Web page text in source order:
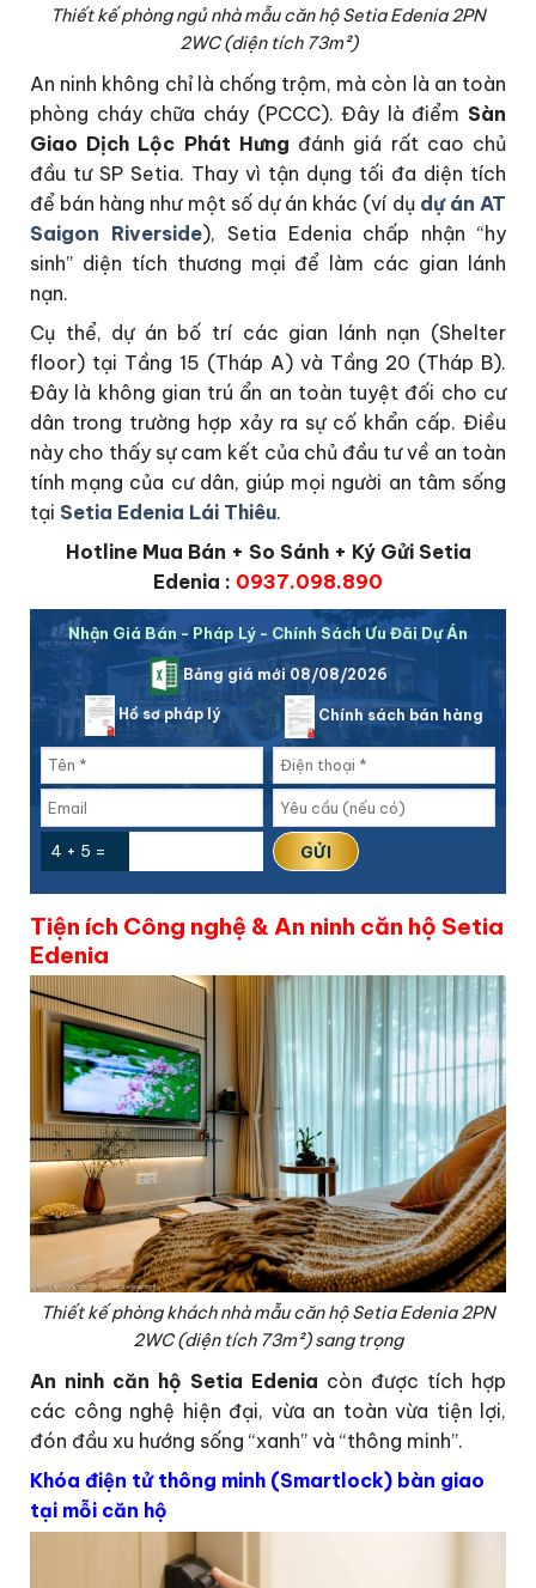
Thiết kế phòng ngủ nhà mẫu căn hộ Setia Edenia 2PN
2WC (diện tích 73m²)
An ninh không chỉ là chống trộm, mà còn là an toàn
phòng cháy chữa cháy (PCCC). Đây là điểm Sàn
Giao Dịch Lộc Phát Hưng đánh giá rất cao chủ
đầu tư SP Setia. Thay vì tận dụng tối đa diện tích
để bán hàng như một số dự án khác (ví dụ dự án AT
Saigon Riverside), Setia Edenia chấp nhận “hy
sinh” diện tích thương mại để làm các gian lánh
nạn.
Cụ thể, dự án bố trí các gian lánh nạn (Shelter
floor) tại Tầng 15 (Tháp A) và Tầng 20 (Tháp B).
Đây là không gian trú ẩn an toàn tuyệt đối cho cư
dân trong trường hợp xảy ra sự cố khẩn cấp. Điều
này cho thấy sự cam kết của chủ đầu tư về an toàn
tính mạng của cư dân, giúp mọi người an tâm sống
tại Setia Edenia Lái Thiêu.
Hotline Mua Bán + So Sánh + Ký Gửi Setia
Edenia : 0937.098.890
Nhận Giá Bán - Pháp Lý - Chính Sách Ưu Đãi Dự Án
Bảng giá mới 08/08/2026
Hồ sơ pháp lý Chính sách bán hàng
4 + 5 =
Tiện ích Công nghệ & An ninh căn hộ Setia
Edenia
Thiết kế phòng khách nhà mẫu căn hộ Setia Edenia 2PN
2WC (diện tích 73m²) sang trọng
An ninh căn hộ Setia Edenia còn được tích hợp
các công nghệ hiện đại, vừa an toàn vừa tiện lợi,
đón đầu xu hướng sống “xanh” và “thông minh”.
Khóa điện tử thông minh (Smartlock) bàn giao
tại mỗi căn hộ